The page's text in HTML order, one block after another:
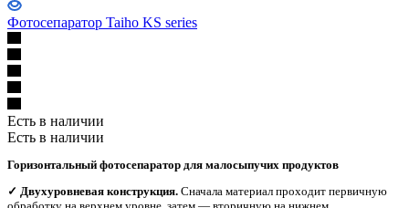
Фотосепаратор Taiho KS series
Есть в наличии
Есть в наличии
Горизонтальный фотосепаратор для малосыпучих продуктов
✓ Двухуровневая конструкция. Сначала материал проходит первичную